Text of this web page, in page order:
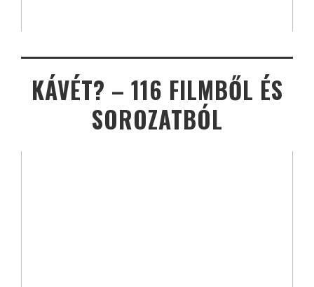
KÁVÉT? – 116 FILMBŐL ÉS
SOROZATBÓL